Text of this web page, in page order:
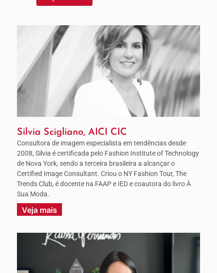
Silvia Scigliano, AICI CIC
Consultora de imagem especialista em tendências desde
2008, Silvia é certificada pelo Fashion Institute of Technology
de Nova York, sendo a terceira brasileira a alcançar o
Certified Image Consultant. Criou o NY Fashion Tour, The
Trends Club, é docente na FAAP e IED e coautora do livro À
Sua Moda.
Veja mais